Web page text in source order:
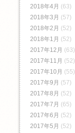
2018年4月 (63)
2018年3月 (57)
2018年2月 (52)
2018年1月 (52)
2017年12月 (63)
2017年11月 (52)
2017年10月 (55)
2017年9月 (57)
2017年8月 (52)
2017年7月 (65)
2017年6月 (52)
2017年5月 (52)